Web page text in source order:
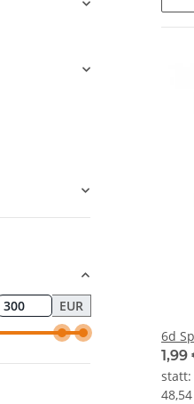
6d
1,99
statt:
EUR